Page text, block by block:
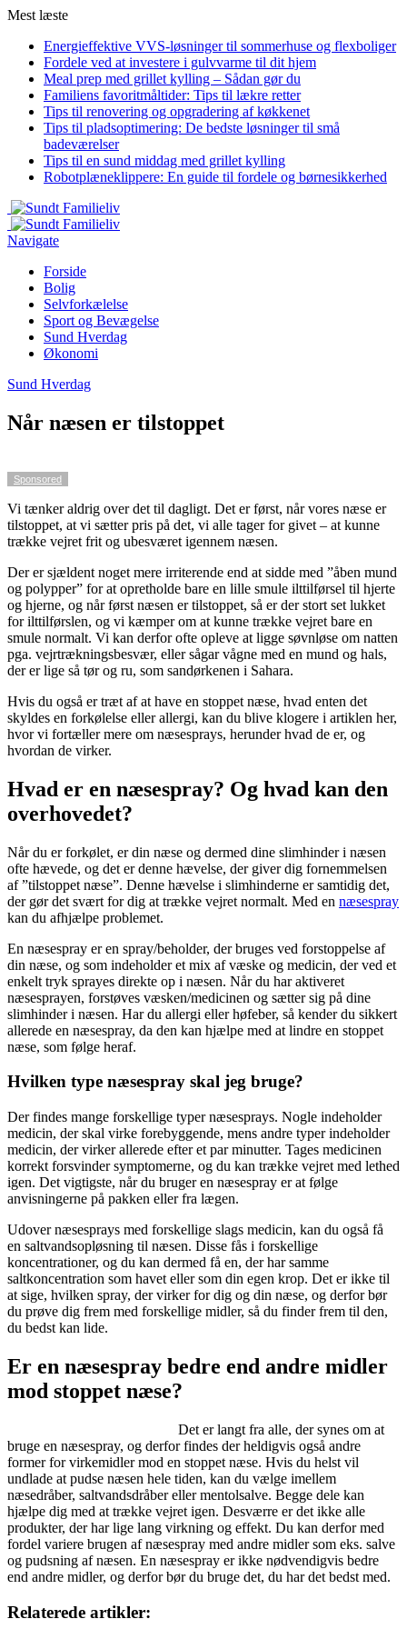
Mest læste
Energieffektive VVS-løsninger til sommerhuse og flexboliger
Fordele ved at investere i gulvvarme til dit hjem
Meal prep med grillet kylling – Sådan gør du
Familiens favoritmåltider: Tips til lækre retter
Tips til renovering og opgradering af køkkenet
Tips til pladsoptimering: De bedste løsninger til små
badeværelser
Tips til en sund middag med grillet kylling
Robotplæneklippere: En guide til fordele og børnesikkerhed
Navigate
Forside
Bolig
Selvforkælelse
Sport og Bevægelse
Sund Hverdag
Økonomi
Sund Hverdag
Når næsen er tilstoppet
Sponsored
Vi tænker aldrig over det til dagligt. Det er først, når vores næse er
tilstoppet, at vi sætter pris på det, vi alle tager for givet – at kunne
trække vejret frit og ubesværet igennem næsen.
Der er sjældent noget mere irriterende end at sidde med ”åben mund
og polypper” for at opretholde bare en lille smule ilttilførsel til hjerte
og hjerne, og når først næsen er tilstoppet, så er der stort set lukket
for ilttilførslen, og vi kæmper om at kunne trække vejret bare en
smule normalt. Vi kan derfor ofte opleve at ligge søvnløse om natten
pga. vejrtrækningsbesvær, eller sågar vågne med en mund og hals,
der er lige så tør og ru, som sandørkenen i Sahara.
Hvis du også er træt af at have en stoppet næse, hvad enten det
skyldes en forkølelse eller allergi, kan du blive klogere i artiklen her,
hvor vi fortæller mere om næsesprays, herunder hvad de er, og
hvordan de virker.
Hvad er en næsespray? Og hvad kan den
overhovedet?
Når du er forkølet, er din næse og dermed dine slimhinder i næsen
ofte hævede, og det er denne hævelse, der giver dig fornemmelsen
af ”tilstoppet næse”. Denne hævelse i slimhinderne er samtidig det,
der gør det svært for dig at trække vejret normalt. Med en næsespray
kan du afhjælpe problemet.
En næsespray er en spray/beholder, der bruges ved forstoppelse af
din næse, og som indeholder et mix af væske og medicin, der ved et
enkelt tryk sprayes direkte op i næsen. Når du har aktiveret
næsesprayen, forstøves væsken/medicinen og sætter sig på dine
slimhinder i næsen. Har du allergi eller høfeber, så kender du sikkert
allerede en næsespray, da den kan hjælpe med at lindre en stoppet
næse, som følge heraf.
Hvilken type næsespray skal jeg bruge?
Der findes mange forskellige typer næsesprays. Nogle indeholder
medicin, der skal virke forebyggende, mens andre typer indeholder
medicin, der virker allerede efter et par minutter. Tages medicinen
korrekt forsvinder symptomerne, og du kan trække vejret med lethed
igen. Det vigtigste, når du bruger en næsespray er at følge
anvisningerne på pakken eller fra lægen.
Udover næsesprays med forskellige slags medicin, kan du også få
en saltvandsopløsning til næsen. Disse fås i forskellige
koncentrationer, og du kan dermed få en, der har samme
saltkoncentration som havet eller som din egen krop. Det er ikke til
at sige, hvilken spray, der virker for dig og din næse, og derfor bør
du prøve dig frem med forskellige midler, så du finder frem til den,
du bedst kan lide.
Er en næsespray bedre end andre midler
mod stoppet næse?
Det er langt fra alle, der synes om at
bruge en næsespray, og derfor findes der heldigvis også andre
former for virkemidler mod en stoppet næse. Hvis du helst vil
undlade at pudse næsen hele tiden, kan du vælge imellem
næsedråber, saltvandsdråber eller mentolsalve. Begge dele kan
hjælpe dig med at trække vejret igen. Desværre er det ikke alle
produkter, der har lige lang virkning og effekt. Du kan derfor med
fordel variere brugen af næsespray med andre midler som eks. salve
og pudsning af næsen. En næsespray er ikke nødvendigvis bedre
end andre midler, og derfor bør du bruge det, du har det bedst med.
Relaterede artikler: